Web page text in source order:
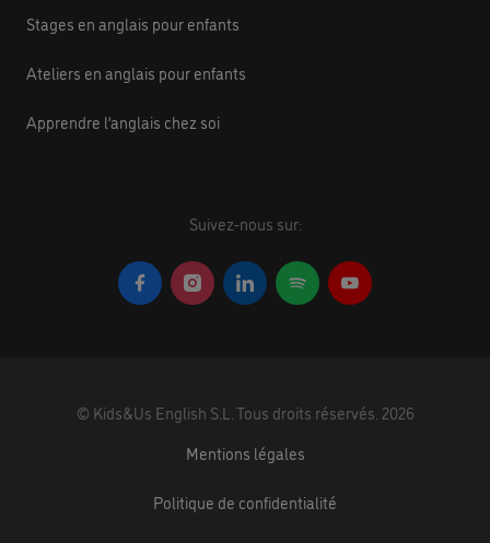
Stages en anglais pour enfants
Ateliers en anglais pour enfants
Apprendre l’anglais chez soi
Suivez-nous sur:
© Kids&Us English S.L. Tous droits réservés. 2026
Mentions légales
Politique de confidentialité